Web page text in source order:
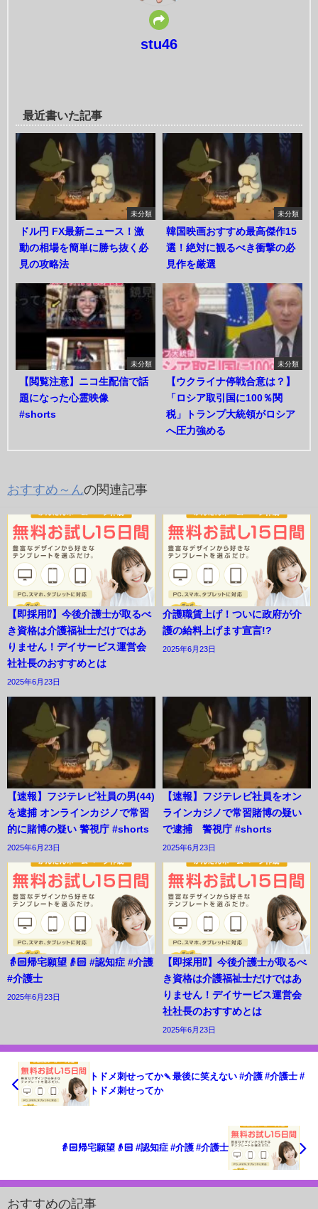
stu46
最近書いた記事
未分類
ドル円 FX最新ニュース！激
動の相場を簡単に勝ち抜く必
見の攻略法
未分類
韓国映画おすすめ最高傑作15
選！絶対に観るべき衝撃の必
見作を厳選
未分類
【閲覧注意】ニコ生配信で話
題になった心霊映像
#shorts
未分類
【ウクライナ停戦合意は？】
「ロシア取引国に100％関
税」トランプ大統領がロシア
へ圧力強める
おすすめ～んの関連記事
【即採用⁉︎】今後介護士が取るべ
き資格は介護福祉士だけではあ
りません！デイサービス運営会
社社長のおすすめとは
2025年6月23日
介護職賃上げ！ついに政府が介
護の給料上げます宣言!?
2025年6月23日
【速報】フジテレビ社員の男(44)
を逮捕 オンラインカジノで常習
的に賭博の疑い 警視庁 #shorts
2025年6月23日
【速報】フジテレビ社員をオン
ラインカジノで常習賭博の疑い
で逮捕 警視庁 #shorts
2025年6月23日
👵🏻帰宅願望👴🏻 #認知症 #介護
#介護士
2025年6月23日
【即採用⁉︎】今後介護士が取るべ
き資格は介護福祉士だけではあ
りません！デイサービス運営会
社社長のおすすめとは
2025年6月23日
トドメ刺せってか🍡最後に笑えない #介護 #介護士 #
トドメ刺せってか
👵🏻帰宅願望👴🏻 #認知症 #介護 #介護士
おすすめの記事